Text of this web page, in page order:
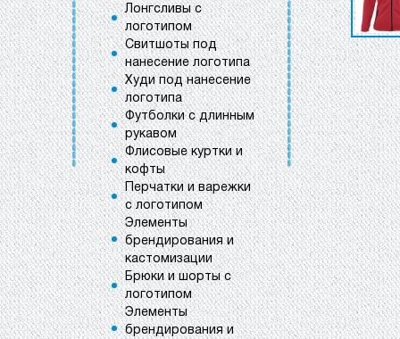
Лонгсливы с
логотипом
Свитшоты под
нанесение логотипа
Худи под нанесение
логотипа
Футболки с длинным
рукавом
Флисовые куртки и
кофты
Перчатки и варежки
с логотипом
Элементы
брендирования и
кастомизации
Брюки и шорты с
логотипом
Элементы
брендирования и